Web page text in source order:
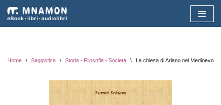
Vai
Home \ Saggistica \ Storia - Filosofia - Società \ La chiesa di Ariano nel Medioevo e